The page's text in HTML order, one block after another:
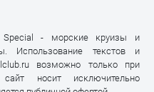
Special - морские круизы и
Использование текстов и
возможно только при
носит исключительно